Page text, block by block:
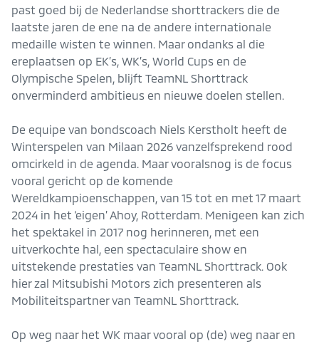
past goed bij de Nederlandse shorttrackers die de
laatste jaren de ene na de andere internationale
medaille wisten te winnen. Maar ondanks al die
ereplaatsen op EK’s, WK’s, World Cups en de
Olympische Spelen, blijft TeamNL Shorttrack
onverminderd ambitieus en nieuwe doelen stellen.
De equipe van bondscoach Niels Kerstholt heeft de
Winterspelen van Milaan 2026 vanzelfsprekend rood
omcirkeld in de agenda. Maar vooralsnog is de focus
vooral gericht op de komende
Wereldkampioenschappen, van 15 tot en met 17 maart
2024 in het ‘eigen’ Ahoy, Rotterdam. Menigeen kan zich
het spektakel in 2017 nog herinneren, met een
uitverkochte hal, een spectaculaire show en
uitstekende prestaties van TeamNL Shorttrack. Ook
hier zal Mitsubishi Motors zich presenteren als
Mobiliteitspartner van TeamNL Shorttrack.
Op weg naar het WK maar vooral op (de) weg naar en